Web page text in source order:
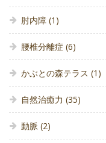
肘内障 (1)
腰椎分離症 (6)
かぶとの森テラス (1)
自然治癒力 (35)
動脈 (2)